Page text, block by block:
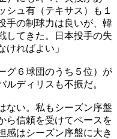
シュ有（テキサス）も１
手の制球力は良いが、韓
してきた。日本投手の失
ければよい」
グ６球団のうち５位）が
ルディリスも不振だ。
ない。私もシーズン序盤
ら信頼を受けてペースを
感はシーズン序盤に大き